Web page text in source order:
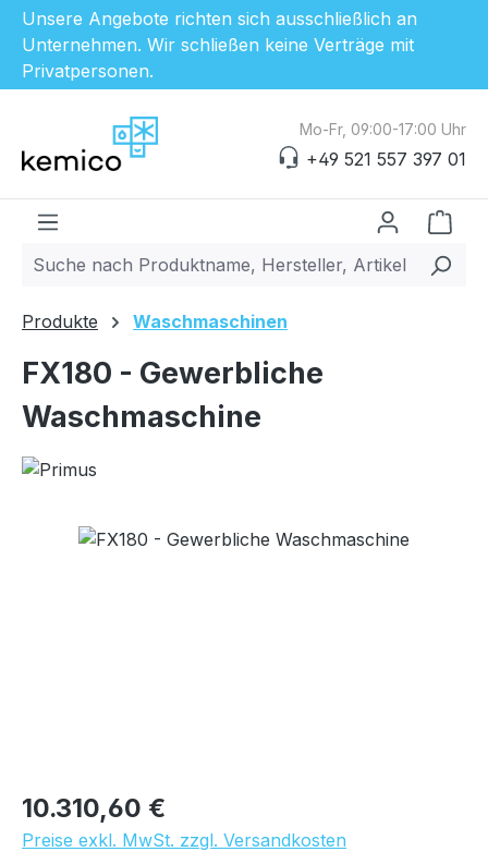
Unsere Angebote richten sich ausschließlich an
Unternehmen. Wir schließen keine Verträge mit
Privatpersonen.
Zum Hauptinhalt springen
Mo-Fr, 09:00-17:00 Uhr
+49 521 557 397 01
Produkte Waschmaschinen
FX180 - Gewerbliche
Waschmaschine
Bildergalerie überspringen
Regulärer Preis:
10.310,60 €
Preise exkl. MwSt. zzgl. Versandkosten